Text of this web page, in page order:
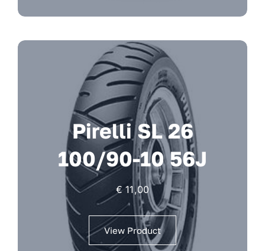
Pirelli SL 26
100/90-10 56J
€11,00
View Product